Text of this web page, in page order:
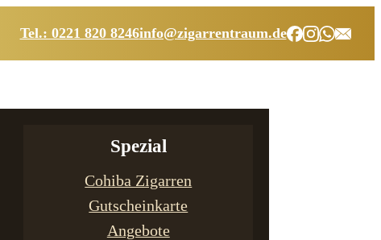
Tel.: 0221 820 8246info@zigarrentraum.de
Spezial
Cohiba Zigarren
Gutscheinkarte
Angebote